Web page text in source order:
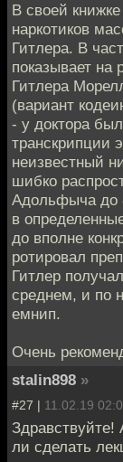
В своей
наркотиков
Гитлера. В
показывает на
Гитлера
(вариант
- у доктора
транскрипции
неизвестный
шибко
Адольфыча до
в
до вполне
ротировал
Гитлер
среднем, и по
емнип.
Очень
stalin898 »
#27 | 11.02.19
Здравствуйте!
ли сделать